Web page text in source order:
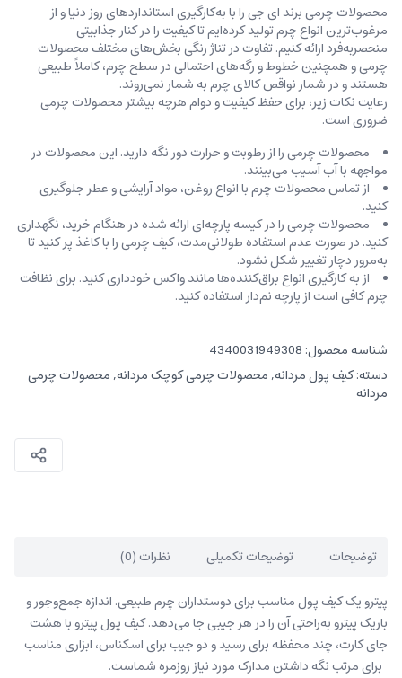
محصولات چرمی برند ای جی را با به‌کارگیری استانداردهای روز دنیا و از
مرغوب‌ترین انواع چرم تولید کرده‌ایم تا کیفیت را در کنار جذابیتی
منحصربه‌فرد ارائه کنیم. تفاوت در تناژ رنگی بخش‌های مختلف محصولات
چرمی و همچنین خطوط و رگه‌‌های احتمالی در سطح چرم، کاملاً طبیعی
هستند و در شمار نواقص کالای چرم به شمار نمی‌روند.
رعایت نکات زیر، برای حفظ کیفیت و دوام هرچه بیشتر محصولات چرمی
ضروری است.
محصولات چرمی را از رطوبت و حرارت دور نگه دارید. این محصولات در
مواجهه با آب آسیب می‌بینند.
از تماس محصولات چرم با انواع روغن‌، مواد آرایشی و عطر جلوگیری
کنید.
محصولات چرمی را در کیسه‌ پارچه‌ای ارائه شده در هنگام خرید، ‌نگهداری
کنید. در صورت عدم استفاده طولانی‌مدت، کیف‌ چرمی را با کاغذ پر کنید تا
به‌مرور دچار تغییر شکل نشود.
از به کارگیری انواع براق‌کننده‌ها مانند واکس خودداری کنید. برای نظافت
چرم کافی است از پارچه‌ نم‌دار استفاده کنید.
شناسه محصول: 4340031949308
دسته:کیف پول مردانه,محصولات چرمی کوچک مردانه,محصولات چرمی
مردانه
توضیحات توضیحات تکمیلی نظرات (0)
پیترو یک کیف پول مناسب برای دوستداران چرم طبیعی. اندازه جمع‌وجور و
باریک پیترو به‌راحتی آن را در هر جیبی جا می‌دهد. کیف پول پیترو با هشت
جای کارت، چند محفظه برای رسید و دو جیب برای اسکناس، ابزاری مناسب
برای مرتب نگه داشتن مدارک مورد نیاز روزمره شماست.